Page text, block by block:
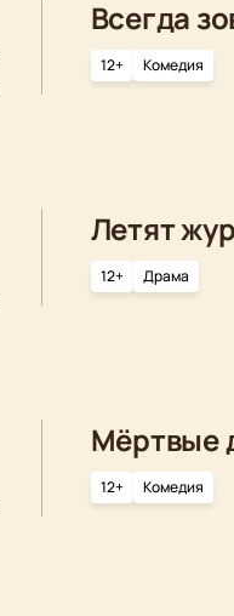
Всегда
12+ Комедия
Летят
12+ Драма
Мёртвые
12+ Комедия